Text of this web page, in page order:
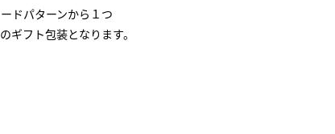
ドパターンから１つ
ギフト包装となります。